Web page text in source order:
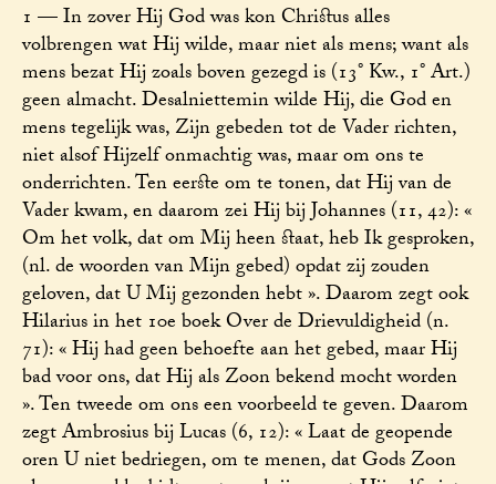
1 — In zover Hij God was kon Christus alles
volbrengen wat Hij wilde, maar niet als mens; want als
mens bezat Hij zoals boven gezegd is (13° Kw., 1° Art.)
geen almacht. Desalniettemin wilde Hij, die God en
mens tegelijk was, Zijn gebeden tot de Vader richten,
niet alsof Hijzelf onmachtig was, maar om ons te
onderrichten. Ten eerste om te tonen, dat Hij van de
Vader kwam, en daarom zei Hij bij Johannes (11, 42): «
Om het volk, dat om Mij heen staat, heb Ik gesproken,
(nl. de woorden van Mijn gebed) opdat zij zouden
geloven, dat U Mij gezonden hebt ». Daarom zegt ook
Hilarius in het 10e boek Over de Drievuldigheid (n.
71): « Hij had geen behoefte aan het gebed, maar Hij
bad voor ons, dat Hij als Zoon bekend mocht worden
». Ten tweede om ons een voorbeeld te geven. Daarom
zegt Ambrosius bij Lucas (6, 12): « Laat de geopende
oren U niet bedriegen, om te menen, dat Gods Zoon